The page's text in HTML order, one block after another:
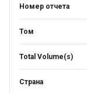
Номер отчета
Том
Total Volume(s)
Страна